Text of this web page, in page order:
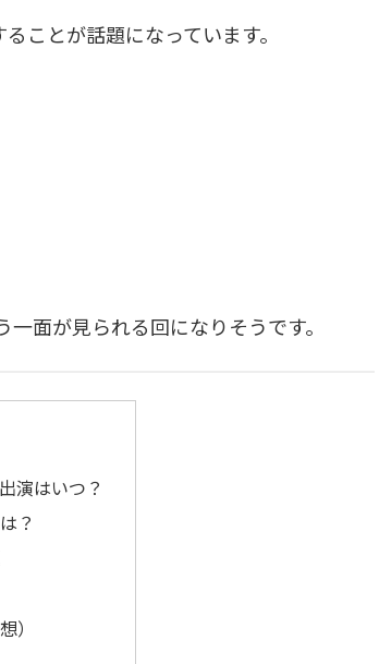
ことが話題になっています。
面が見られる回になりそうです。
演はいつ？
？
）